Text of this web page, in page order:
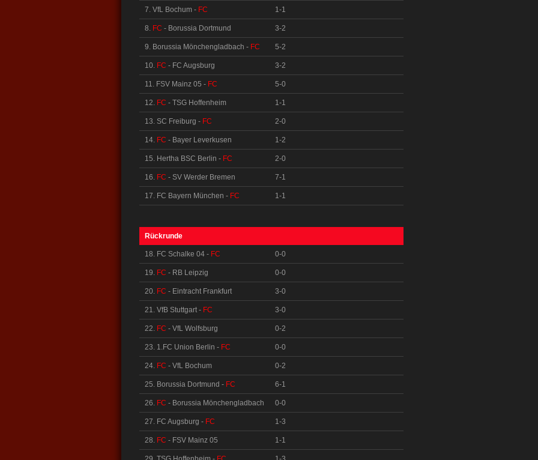
7. VfL Bochum - FC 1-1
8. FC - Borussia Dortmund 3-2
9. Borussia Mönchengladbach - FC 5-2
10. FC - FC Augsburg 3-2
11. FSV Mainz 05 - FC 5-0
12. FC - TSG Hoffenheim 1-1
13. SC Freiburg - FC 2-0
14. FC - Bayer Leverkusen 1-2
15. Hertha BSC Berlin - FC 2-0
16. FC - SV Werder Bremen 7-1
17. FC Bayern München - FC 1-1
Rückrunde
18. FC Schalke 04 - FC 0-0
19. FC - RB Leipzig 0-0
20. FC - Eintracht Frankfurt 3-0
21. VfB Stuttgart - FC 3-0
22. FC - VfL Wolfsburg 0-2
23. 1.FC Union Berlin - FC 0-0
24. FC - VfL Bochum 0-2
25. Borussia Dortmund - FC 6-1
26. FC - Borussia Mönchengladbach 0-0
27. FC Augsburg - FC 1-3
28. FC - FSV Mainz 05 1-1